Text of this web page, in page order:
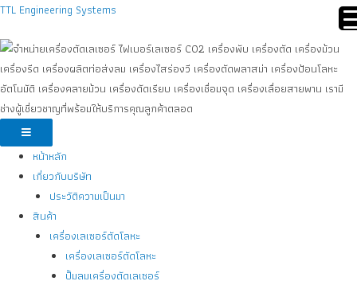
TTL Engineering Systems
หน้าหลัก
เกี่ยวกับบริษัท
ประวัติความเป็นมา
สินค้า
เครื่องเลเซอร์ตัดโลหะ
เครื่องเลเซอร์ตัดโลหะ
ปั้มลมเครื่องตัดเลเซอร์